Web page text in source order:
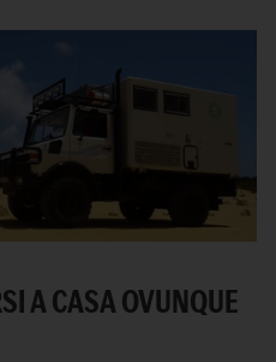
A CASA OVUNQUE